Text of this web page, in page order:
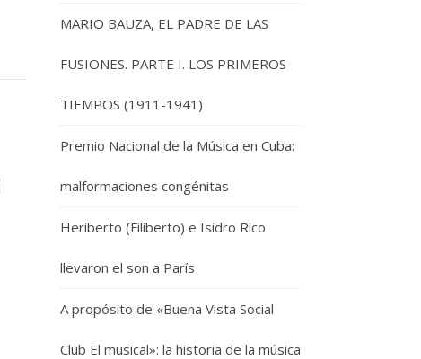
MARIO BAUZA, EL PADRE DE LAS
FUSIONES. PARTE I. LOS PRIMEROS
TIEMPOS (1911-1941)
Premio Nacional de la Música en Cuba:
malformaciones congénitas
Heriberto (Filiberto) e Isidro Rico
llevaron el son a París
A propósito de «Buena Vista Social
Club El musical»: la historia de la música